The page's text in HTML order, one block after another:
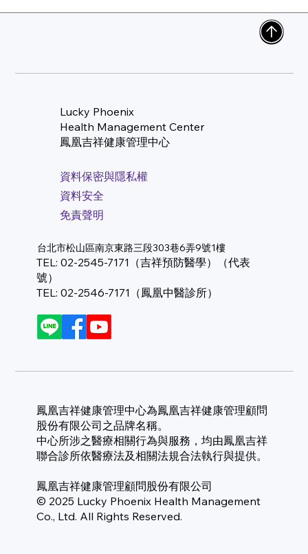
Lucky Phoenix
Health Management Center
​鳳凰吉祥健康管理中心
資料保密與隱私權
資料安全
免責聲明
台北市松山區南京東路三段303巷6弄9號1樓
TEL: 02-2545-7171（吉祥預防醫學）（代表
號）
TEL: 02-2546-7171（鳳凰中醫診所）
鳳凰吉祥健康管理中心為鳳凰吉祥健康管理顧問
股份有限公司之品牌名稱。
中心所涉之醫療相關行為與服務，均由鳳凰吉祥
聯合診所依醫療法及相關法規合法執行與提供。
鳳凰吉祥健康管理顧問股份有限公司
© 2025 Lucky Phoenix Health Management
Co., Ltd. All Rights Reserved.